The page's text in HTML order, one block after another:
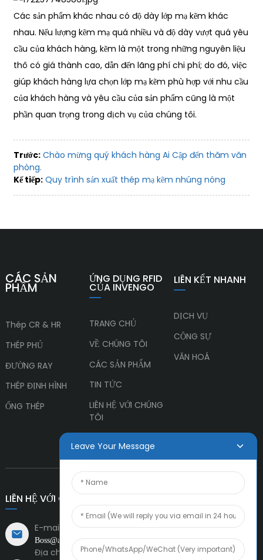
Các sản phẩm khác nhau có độ dày lớp mạ kẽm khác
nhau. Nếu lượng kẽm mạ quá nhiều và độ dày vượt quá yêu
cầu của khách hàng, kẽm là một trong những nguyên liệu
thô có giá thành cao, dẫn đến lãng phí chi phí; do đó, việc
giúp khách hàng lựa chọn lớp mạ kẽm phù hợp với nhu cầu
của khách hàng và yêu cầu của sản phẩm cũng là một
phần quan trọng trong dịch vụ của chúng tôi.
Trước: Chào mừng quý khách hàng Ai Cập đến thăm văn
phòng.
Kế tiếp: Quy trình sản xuất thép mạ kẽm nhúng nóng
CÁC SẢN
PHẨM
Thép CR & HR
THÉP PHỦ
ĐƯỜNG RAY
THÉP ĐỊNH HÌNH
ỐNG THÉP
ỨNG DỤNG RFID
CỦA INVENGO
TRANG CHỦ
VỀ CHÚNG TÔI
CÁC SẢN PHẨM
TIN TỨC
LIÊN HỆ VỚI CHÚNG
TÔI
LIÊN KẾT NHANH
DỊCH VỤ
CỘNG SỰ
VĂN HOÁ
LIÊN HỆ VỚI CHÚNG TÔI
E-mail:
Boss@amiacero.com
Địa chỉ:
Leave Your Message